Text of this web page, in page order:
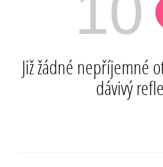
Již žádné nepříjemné
dávivý